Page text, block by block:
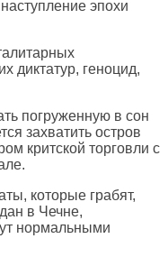
эпохи
диктатур, геноцид,
погруженную в сон
захватить остров
критской торговли с
которые грабят,
в Чечне,
нормальными